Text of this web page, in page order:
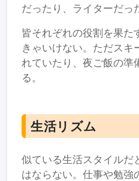
だったり、ライターだっ
皆それぞれの役割を果た
きゃいけない。ただスキ
れていたり、夜ご飯の準
る。
生活リズム
似ている生活スタイルだ
はならない。仕事や勉強